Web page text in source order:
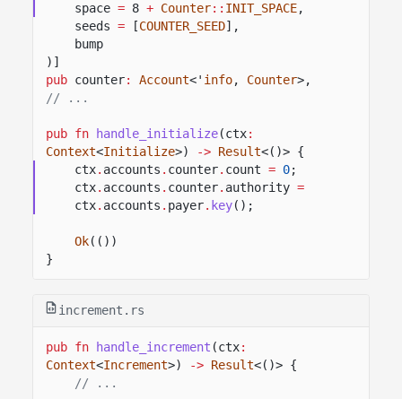
space = 8 + Counter:: INIT_SPACE,
seeds = [COUNTER_SEED],
bump
)]
pub counter: Account<' info, Counter>,
// ...
pub fn handle_initialize(ctx:
Context<Initialize>) -> Result<()> {
ctx. accounts . counter. count = 0;
ctx. accounts . counter. authority =
ctx. accounts . payer. key();
Ok(())
}
increment.rs
pub fn handle_increment (ctx:
Context<Increment>) -> Result<()> {
// ...